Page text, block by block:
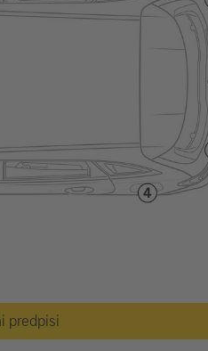
predpisi